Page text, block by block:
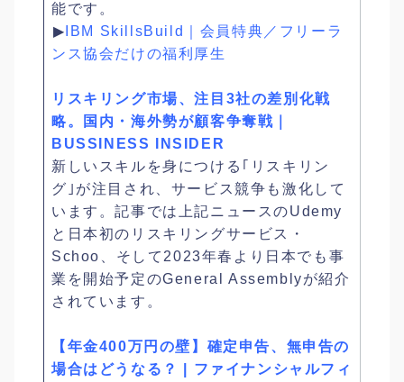
能です。
︎▶ IBM SkillsBuild｜会員特典／フリーラ
ンス協会だけの福利厚生
リスキリング市場、注目3社の差別化戦
略。国内・海外勢が顧客争奪戦｜
BUSSINESS INSIDER
新しいスキルを身につける｢リスキリン
グ｣が注目され、サービス競争も激化して
います。記事では上記ニュースのUdemy
と日本初のリスキリングサービス・
Schoo、そして2023年春より日本でも事
業を開始予定のGeneral Assemblyが紹介
されています。
【年金400万円の壁】確定申告、無申告の
場合はどうなる？ | ファイナンシャルフィ